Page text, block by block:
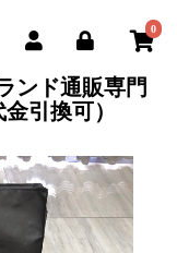
0
ンド通販専門
引換可）